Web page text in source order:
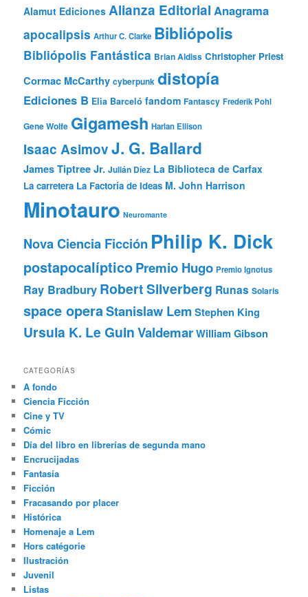
Alamut Ediciones Alianza Editorial Anagrama
apocalipsis Arthur C. Clarke Bibliópolis
Bibliópolis Fantástica Brian Aldiss Christopher Priest
Cormac McCarthy cyberpunk distopía
Ediciones B Elia Barceló fandom Fantascy Frederik Pohl
Gene Wolfe Gigamesh Harlan Ellison
Isaac AsimovJ. G. Ballard
James Tiptree Jr. Julián Díez La Biblioteca de Carfax
La carretera La Factoría de Ideas M. John Harrison
Minotauro Neuromante
Nova Ciencia Ficción Philip K. Dick
postapocalípticoPremio Hugo Premio Ignotus
Ray Bradbury Robert Silverberg Runas Solaris
space operaStanislaw Lem Stephen King
Ursula K. Le GuinValdemarWilliam Gibson
CATEGORÍAS
A fondo
Ciencia Ficción
Cine y TV
Cómic
Día del libro en librerías de segunda mano
Encrucijadas
Fantasía
Ficción
Fracasando por placer
Histórica
Homenaje a Lem
Hors catégorie
Ilustración
Juvenil
Listas